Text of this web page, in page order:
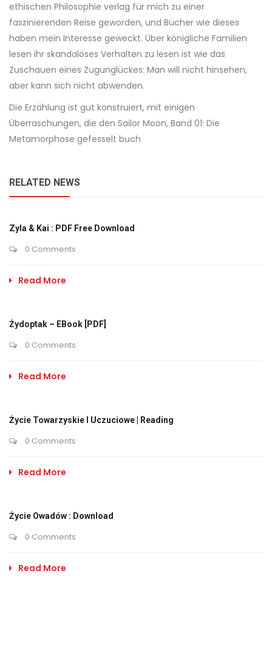
ethischen Philosophie verlag für mich zu einer
faszinierenden Reise geworden, und Bücher wie dieses
haben mein Interesse geweckt. Über königliche Familien
lesen ihr skandalöses Verhalten zu lesen ist wie das
Zuschauen eines Zugunglückes: Man will nicht hinsehen,
aber kann sich nicht abwenden.
Die Erzählung ist gut konstruiert, mit einigen
Überraschungen, die den Sailor Moon, Band 01: Die
Metamorphose gefesselt buch
RELATED NEWS
Zyla & Kai : PDF Free Download
0 Comments
Read More
Żydoptak – EBook [PDF]
0 Comments
Read More
Życie Towarzyskie I Uczuciowe | Reading
0 Comments
Read More
Życie Owadów : Download
0 Comments
Read More